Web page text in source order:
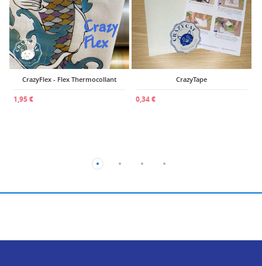
CrazyFlex - Flex Thermocollant
1,95 €
CrazyTape
0,34 €